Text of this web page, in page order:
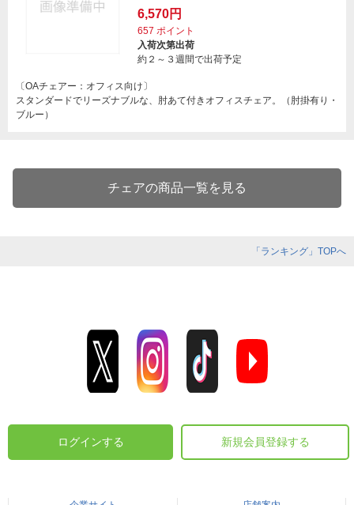
6,570円
657 ポイント
入荷次第出荷
約２～３週間で出荷予定
〔OAチェアー：オフィス向け〕
スタンダードでリーズナブルな、肘あて付きオフィスチェア。（肘掛有り・
ブルー）
チェアの商品一覧を見る
「ランキング」TOPへ
ログインする 新規会員登録する